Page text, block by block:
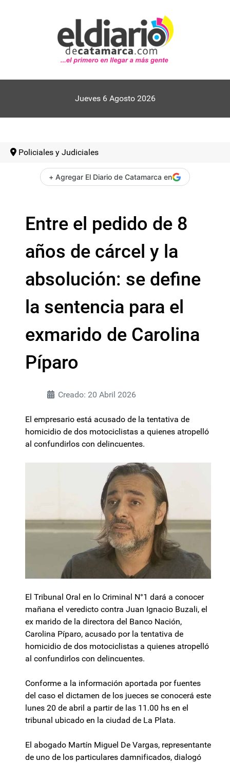
Jueves 6 Agosto 2026
Policiales y Judiciales
+ Agregar El Diario de Catamarca en
Entre el pedido de 8
años de cárcel y la
absolución: se define
la sentencia para el
exmarido de Carolina
Píparo
Creado: 20 Abril 2026
El empresario está acusado de la tentativa de
homicidio de dos motociclistas a quienes atropelló
al confundirlos con delincuentes.
El Tribunal Oral en lo Criminal N°1 dará a conocer
mañana el veredicto contra Juan Ignacio Buzali, el
ex marido de la directora del Banco Nación,
Carolina Píparo, acusado por la tentativa de
homicidio de dos motociclistas a quienes atropelló
al confundirlos con delincuentes.
Conforme a la información aportada por fuentes
del caso el dictamen de los jueces se conocerá este
lunes 20 de abril a partir de las 11.00 hs en el
tribunal ubicado en la ciudad de La Plata.
El abogado Martín Miguel De Vargas, representante
de uno de los particulares damnificados, dialogó